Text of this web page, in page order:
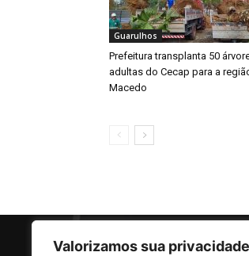
Valorizamos sua privacidade
Guarulhos
Prefeitura transplanta 50
adultas do Cecap para a
Macedo